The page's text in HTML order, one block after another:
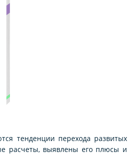
тенденции перехода развитых
расчеты, выявлены его плюсы и